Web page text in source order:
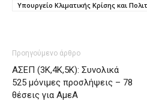
Υπουργείο Κλιματικής Κρίσης και
Προηγούμενο άρθρο
ΑΣΕΠ (3Κ,4Κ,5Κ): Συνολικά
525 μόνιμες προσλήψεις – 78
θέσεις για ΑμεΑ